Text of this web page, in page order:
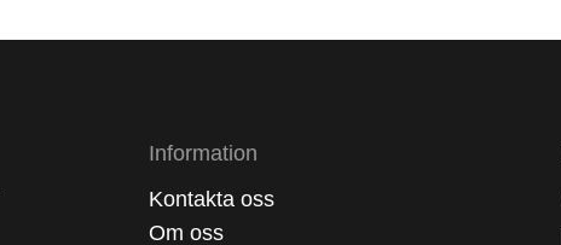
Information
Kontakta oss
Om oss